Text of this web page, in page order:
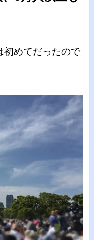
初めてだったので